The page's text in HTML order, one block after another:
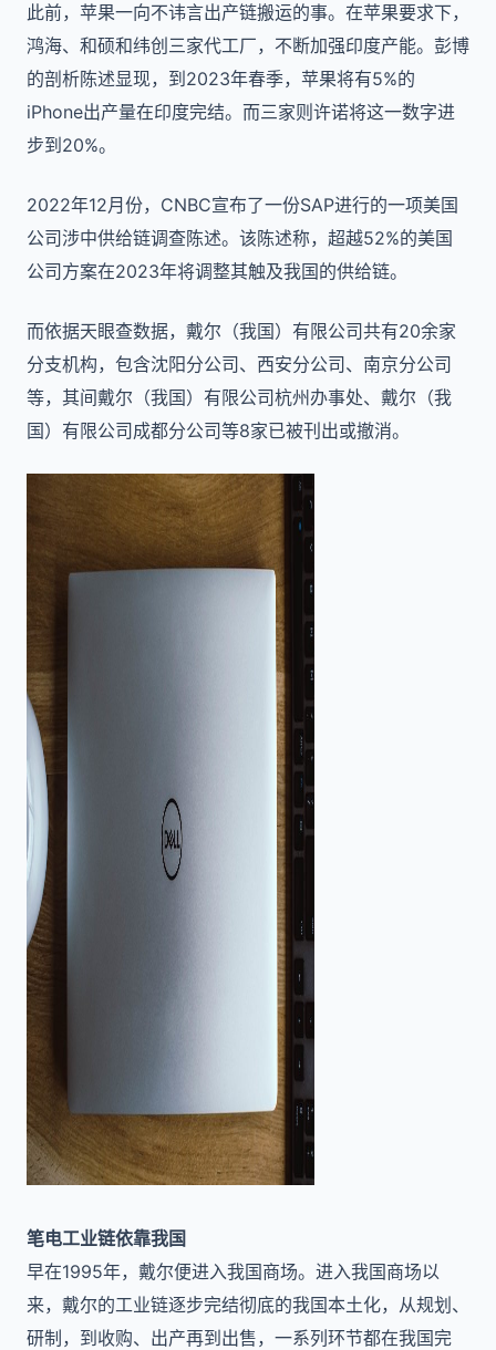
此前，苹果一向不讳言出产链搬运的事。在苹果要求下，
鸿海、和硕和纬创三家代工厂，不断加强印度产能。彭博
的剖析陈述显现，到2023年春季，苹果将有5%的
iPhone出产量在印度完结。而三家则许诺将这一数字进
步到20%。
2022年12月份，CNBC宣布了一份SAP进行的一项美国
公司涉中供给链调查陈述。该陈述称，超越52%的美国
公司方案在2023年将调整其触及我国的供给链。
而依据天眼查数据，戴尔（我国）有限公司共有20余家
分支机构，包含沈阳分公司、西安分公司、南京分公司
等，其间戴尔（我国）有限公司杭州办事处、戴尔（我
国）有限公司成都分公司等8家已被刊出或撤消。
笔电工业链依靠我国
早在1995年，戴尔便进入我国商场。进入我国商场以
来，戴尔的工业链逐步完结彻底的我国本土化，从规划、
研制，到收购、出产再到出售，一系列环节都在我国完